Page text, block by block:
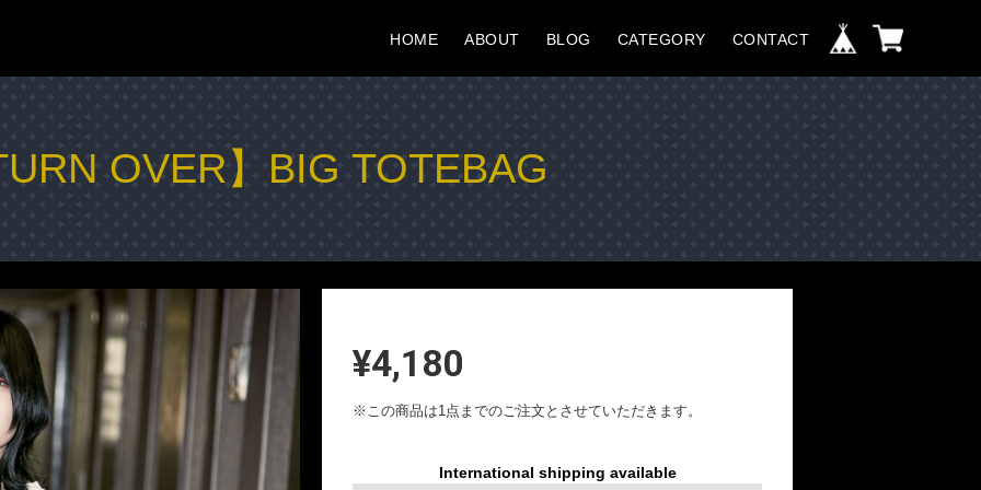
HOME ABOUT BLOG CATEGORY CONTACT
OVER】BIG TOTEBAG
¥4,180
※この商品は1点までのご注文とさせていただきます。
International shipping available